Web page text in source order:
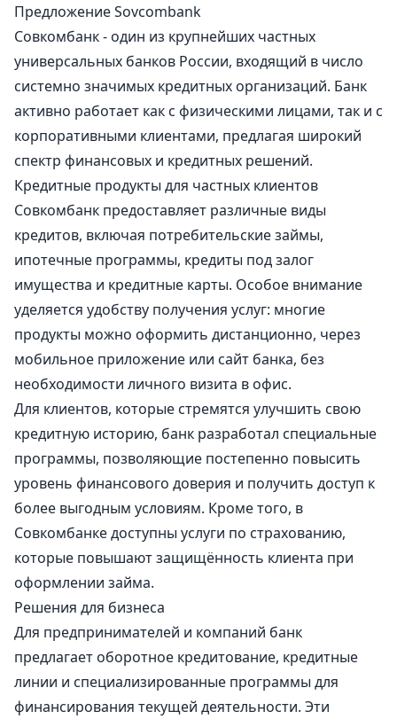
Предложение Sovcombank
Совкомбанк - один из крупнейших частных
универсальных банков России, входящий в число
системно значимых кредитных организаций. Банк
активно работает как с физическими лицами, так и с
корпоративными клиентами, предлагая широкий
спектр финансовых и кредитных решений.
Кредитные продукты для частных клиентов
Совкомбанк предоставляет различные виды
кредитов, включая потребительские займы,
ипотечные программы, кредиты под залог
имущества и кредитные карты. Особое внимание
уделяется удобству получения услуг: многие
продукты можно оформить дистанционно, через
мобильное приложение или сайт банка, без
необходимости личного визита в офис.
Для клиентов, которые стремятся улучшить свою
кредитную историю, банк разработал специальные
программы, позволяющие постепенно повысить
уровень финансового доверия и получить доступ к
более выгодным условиям. Кроме того, в
Совкомбанке доступны услуги по страхованию,
которые повышают защищённость клиента при
оформлении займа.
Решения для бизнеса
Для предпринимателей и компаний банк
предлагает оборотное кредитование, кредитные
линии и специализированные программы для
финансирования текущей деятельности. Эти